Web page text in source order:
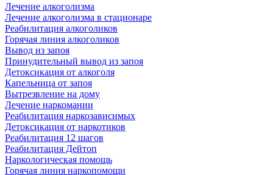
Лечение алкоголизма
Лечение алкоголизма в стационаре
Реабилитация алкоголиков
Горячая линия алкоголиков
Вывод из запоя
Принудительный вывод из запоя
Детоксикация от алкоголя
Капельница от запоя
Вытрезвление на дому
Лечение наркомании
Реабилитация наркозависимых
Детоксикация от наркотиков
Реабилитация 12 шагов
Реабилитация Дейтоп
Наркологическая помощь
Горячая линия наркопомощи